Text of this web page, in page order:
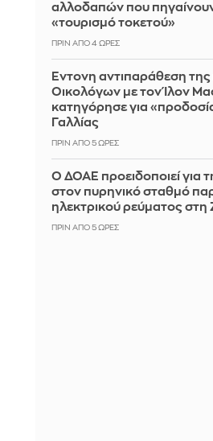
αλλοδαπών που
«τουρισμό τοκετού»
ΠΡΙΝ ΑΠΌ 4 ΏΡΕΣ
Έντονη αντιπαράθεση
Οικολόγων με τον Ίλον
κατηγόρησε για
Γαλλίας
ΠΡΙΝ ΑΠΌ 5 ΏΡΕΣ
Ο ΔΟΑΕ προειδοποιεί για
στον πυρηνικό σταθμό
ηλεκτρικού ρεύματος στη
ΠΡΙΝ ΑΠΌ 5 ΏΡΕΣ